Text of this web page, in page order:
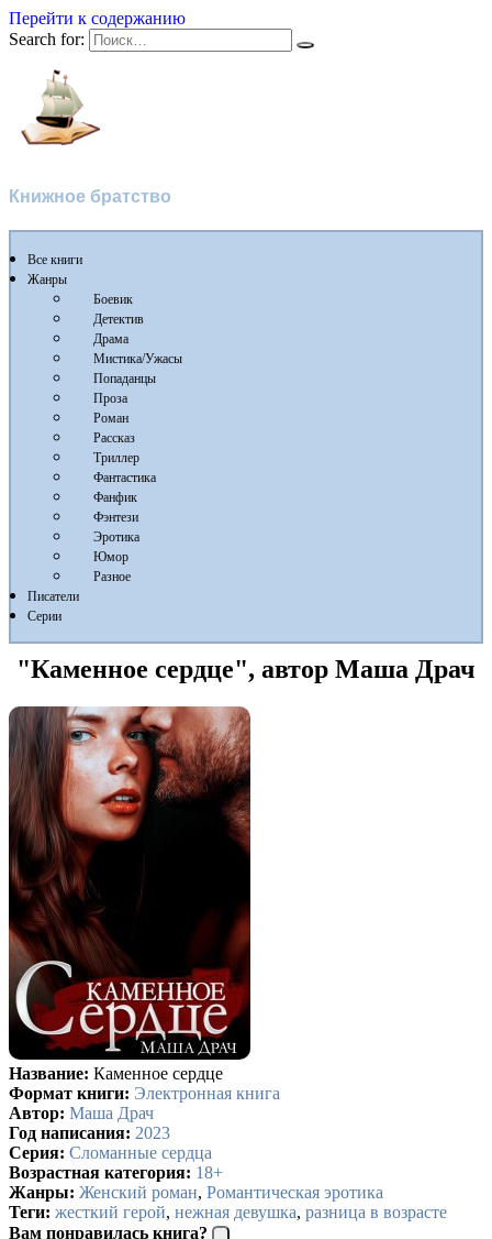
Перейти к содержанию
Search for:
Книжное братство
Все книги
Жанры
Боевик
Детектив
Драма
Мистика/Ужасы
Попаданцы
Проза
Роман
Рассказ
Триллер
Фантастика
Фанфик
Фэнтези
Эротика
Юмор
Разное
Писатели
Серии
"Каменное сердце", автор Маша Драч
Название: Каменное сердце
Формат книги: Электронная книга
Автор: Маша Драч
Год написания: 2023
Серия: Сломанные сердца
Возрастная категория: 18+
Жанры: Женский роман, Романтическая эротика
Теги: жесткий герой, нежная девушка, разница в возрасте
Вам понравилась книга?